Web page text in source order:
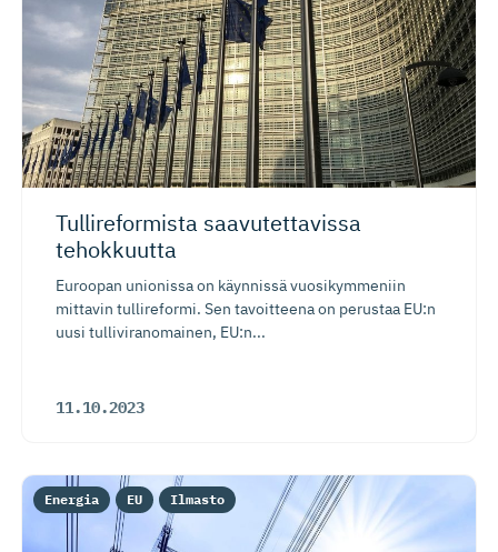
Tullireformista saavutettavissa
tehokkuutta
Euroopan unionissa on käynnissä vuosikymmeniin
mittavin tullireformi. Sen tavoitteena on perustaa EU:n
uusi tulliviranomainen, EU:n...
11.10.2023
Energia EU Ilmasto